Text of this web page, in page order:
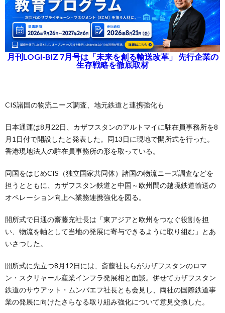
月刊LOGI-BIZ 7月号は「未来を創る輸送改革」 先行企業の
生存戦略を徹底取材
CIS諸国の物流ニーズ調査、地元鉄道と連携強化も
日本通運は8月22日、カザフスタンのアルトマイに駐在員事務所を8
月1日付で開設したと発表した。同13日に現地で開所式を行った。
香港現地法人の駐在員事務所の形を取っている。
同国をはじめCIS（独立国家共同体）諸国の物流ニーズ調査などを
担うとともに、カザフスタン鉄道と中国～欧州間の越境鉄道輸送の
オペレーション向上へ業務連携強化を図る。
開所式で日通の齋藤充社長は「東アジアと欧州をつなぐ役割を担
い、物流を軸として当地の発展に寄与できるように取り組む」とあ
いさつした。
開所式に先立つ8月12日には、斎藤社長らがカザフスタンのロマ
ン・スクリャール産業インフラ発展相と面談。併せてカザフスタン
鉄道のサウアット・ムンバエフ社長とも会見し、両社の国際鉄道事
業の発展に向けたさらなる取り組み強化について意見交換した。